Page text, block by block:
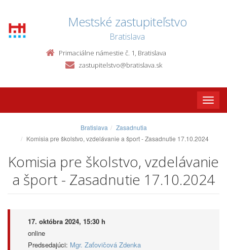
Mestské zastupiteľstvo
Bratislava
Primaciálne námestie č. 1, Bratislava
zastupitelstvo@bratislava.sk
Toggle
Bratislava
Zasadnutia
Komisia pre školstvo, vzdelávanie a šport - Zasadnutie 17.10.2024
Komisia pre školstvo, vzdelávanie
a šport - Zasadnutie 17.10.2024
17. októbra 2024, 15:30 h
online
Predsedajúci: Mgr. Zaťovičová Zdenka